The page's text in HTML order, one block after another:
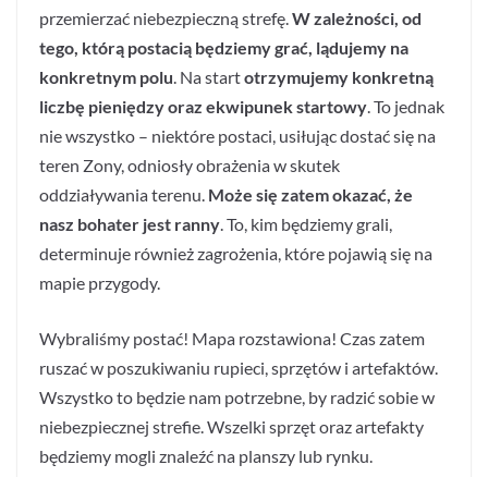
przemierzać niebezpieczną strefę.W zależności, od
tego, którą postacią będziemy grać, lądujemy na
konkretnym polu. Na startotrzymujemy konkretną
liczbę pieniędzy oraz ekwipunek startowy. To jednak
nie wszystko – niektóre postaci, usiłując dostać się na
teren Zony, odniosły obrażenia w skutek
oddziaływania terenu. Może się zatem okazać, że
nasz bohater jest ranny. To, kim będziemy grali,
determinuje również zagrożenia, które pojawią się na
mapie przygody.
Wybraliśmy postać! Mapa rozstawiona! Czas zatem
ruszać w poszukiwaniu rupieci, sprzętów i artefaktów.
Wszystko to będzie nam potrzebne, by radzić sobie w
niebezpiecznej strefie. Wszelki sprzęt oraz artefakty
będziemy mogli znaleźć na planszy lub rynku.